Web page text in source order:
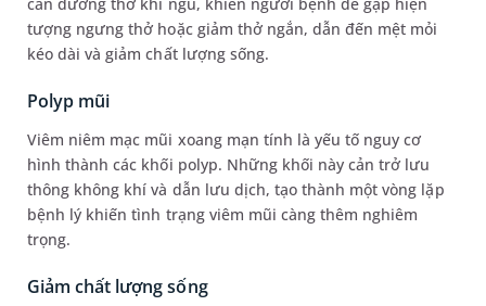
tượng ngưng thở hoặc giảm thở ngắn, dẫn đến mệt mỏi
kéo dài và giảm chất lượng sống.
Polyp mũi
Viêm niêm mạc mũi xoang mạn tính là yếu tố nguy cơ
hình thành các khối polyp. Những khối này cản trở lưu
thông không khí và dẫn lưu dịch, tạo thành một vòng lặp
bệnh lý khiến tình trạng viêm mũi càng thêm nghiêm
trọng.
Giảm chất lượng sống